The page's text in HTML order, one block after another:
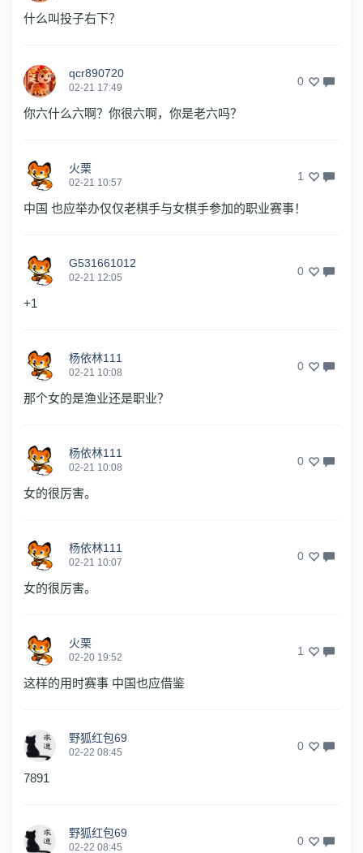
什么叫投子右下？
qcr890720
02-21 17:49 0
你六什么六啊？你很六啊，你是老六吗？
火栗
02-21 10:57 1
中国 也应举办仅仅老棋手与女棋手参加的职业赛事！
G531661012
02-21 12:05 0
+1
杨依林111
02-21 10:08 0
那个女的是渔业还是职业？
杨依林111
02-21 10:08 0
女的很厉害。
杨依林111
02-21 10:07 0
女的很厉害。
火栗
02-20 19:52 1
这样的用时赛事 中国也应借鉴
野狐红包69
02-22 08:45 0
7891
野狐红包69
02-22 08:45 0